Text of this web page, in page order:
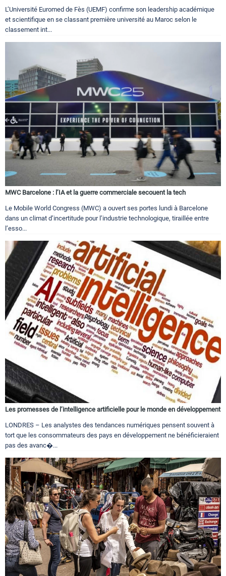
L’Université Euromed de Fès (UEMF) confirme son leadership académique
et scientifique en se classant première université au Maroc selon le
classement int...
MWC Barcelone : l’IA et la guerre commerciale secouent la tech
Le Mobile World Congress (MWC) a ouvert ses portes lundi à Barcelone
dans un climat d’incertitude pour l’industrie technologique, tiraillée entre
l’esso...
Les promesses de l’intelligence artificielle pour le monde en développement
LONDRES – Les analystes des tendances numériques pensent souvent à
tort que les consommateurs des pays en développement ne bénéficieraient
pas des avanc�...